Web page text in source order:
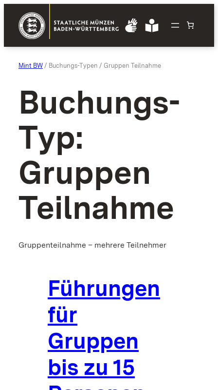
Inhalt
springen
Mint BW / Buchungs-Typen / Gruppen Teilnahme
Buchungs-
Typ:
Gruppen
Teilnahme
Gruppenteilnahme – mehrere Teilnehmer
Führungen
für
Gruppen
bis zu 15